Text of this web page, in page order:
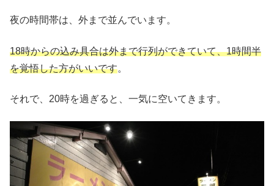
夜の時間帯は、外まで並んでいます。
18時からの込み具合は外まで行列ができていて、1時間半
を覚悟した方がいいです。
それで、20時を過ぎると、一気に空いてきます。